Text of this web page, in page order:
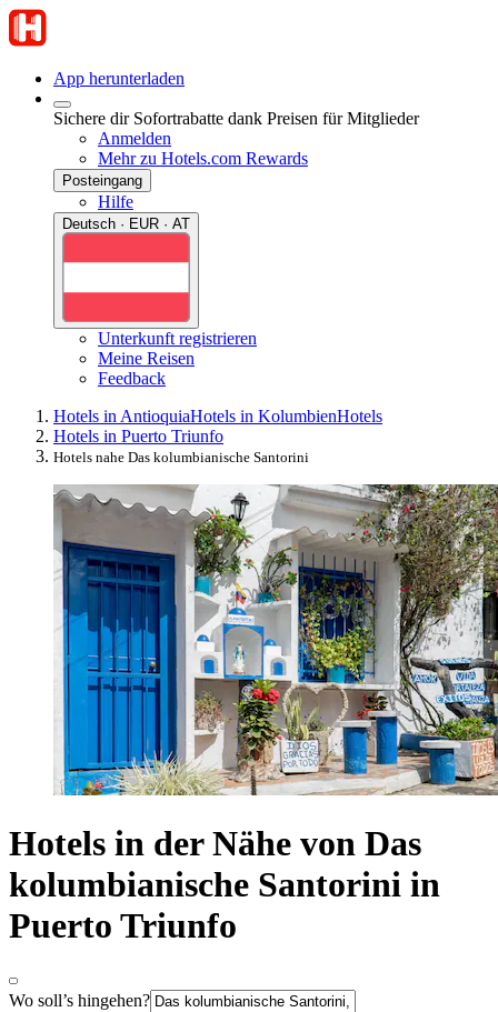
App herunterladen
Sichere dir Sofortrabatte dank Preisen für Mitglieder
Anmelden
Mehr zu Hotels.com Rewards
Posteingang
Hilfe
Deutsch · EUR · AT
Unterkunft registrieren
Meine Reisen
Feedback
Hotels in AntioquiaHotels in KolumbienHotels
Hotels in Puerto Triunfo
Hotels nahe Das kolumbianische Santorini
Hotels in der Nähe von Das
kolumbianische Santorini in
Puerto Triunfo
Wo soll’s hingehen?